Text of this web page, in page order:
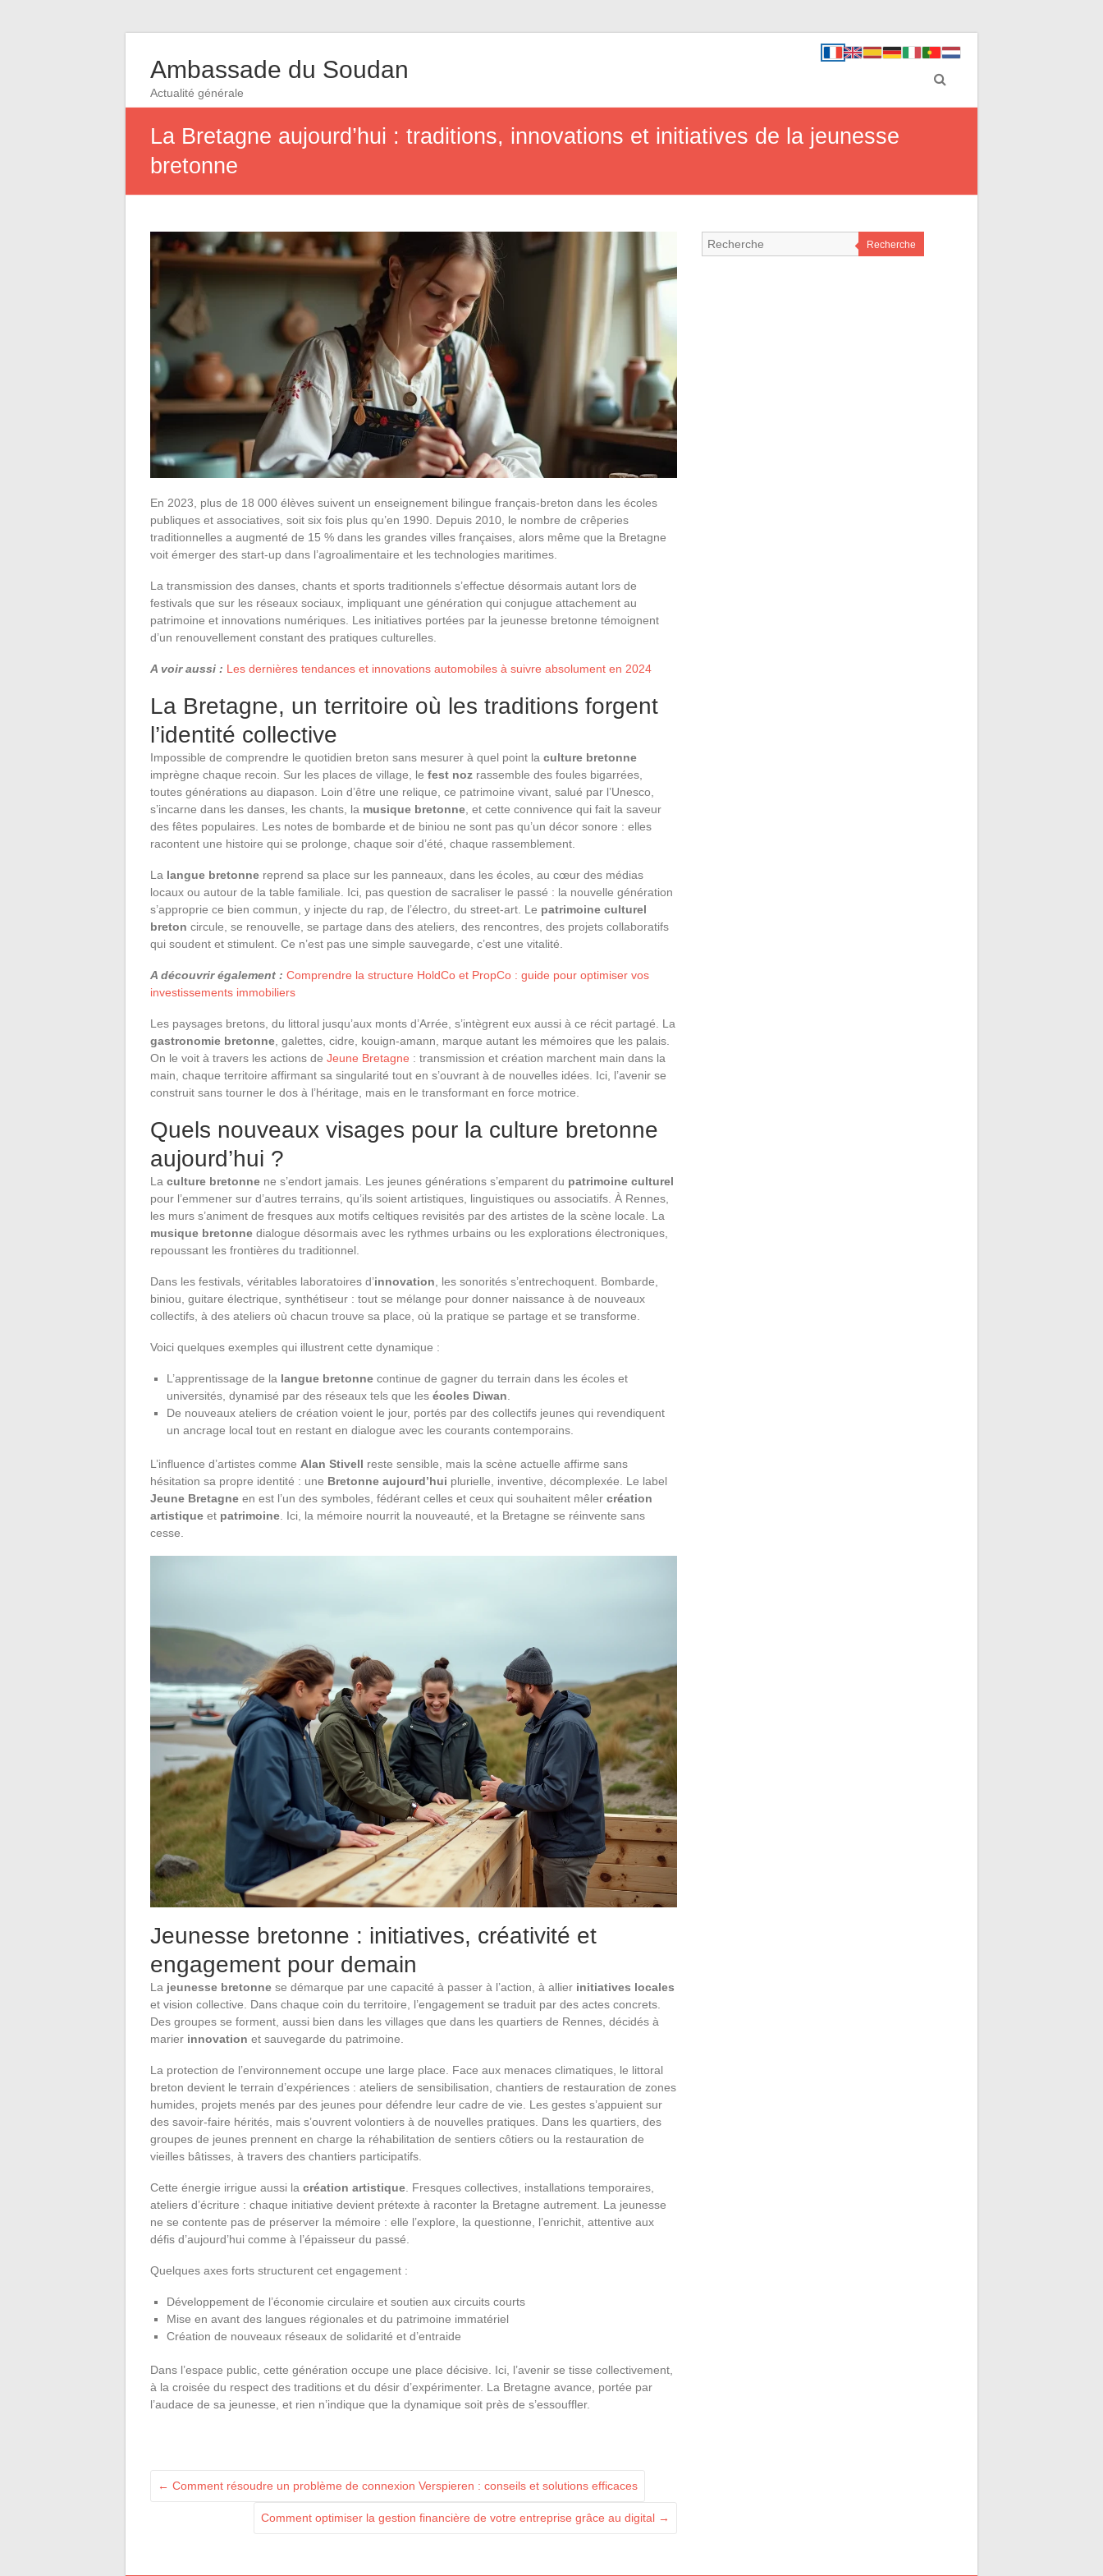
Ambassade du Soudan
Actualité générale
La Bretagne aujourd’hui : traditions, innovations et initiatives de la jeunesse
bretonne
En 2023, plus de 18 000 élèves suivent un enseignement bilingue français-breton dans les écoles
publiques et associatives, soit six fois plus qu’en 1990. Depuis 2010, le nombre de crêperies
traditionnelles a augmenté de 15 % dans les grandes villes françaises, alors même que la Bretagne
voit émerger des start-up dans l’agroalimentaire et les technologies maritimes.
La transmission des danses, chants et sports traditionnels s’effectue désormais autant lors de
festivals que sur les réseaux sociaux, impliquant une génération qui conjugue attachement au
patrimoine et innovations numériques. Les initiatives portées par la jeunesse bretonne témoignent
d’un renouvellement constant des pratiques culturelles.
A voir aussi : Les dernières tendances et innovations automobiles à suivre absolument en 2024
La Bretagne, un territoire où les traditions forgent
l’identité collective
Impossible de comprendre le quotidien breton sans mesurer à quel point la culture bretonne
imprègne chaque recoin. Sur les places de village, le fest noz rassemble des foules bigarrées,
toutes générations au diapason. Loin d’être une relique, ce patrimoine vivant, salué par l’Unesco,
s’incarne dans les danses, les chants, la musique bretonne , et cette connivence qui fait la saveur
des fêtes populaires. Les notes de bombarde et de biniou ne sont pas qu’un décor sonore : elles
racontent une histoire qui se prolonge, chaque soir d’été, chaque rassemblement.
La langue bretonne reprend sa place sur les panneaux, dans les écoles, au cœur des médias
locaux ou autour de la table familiale. Ici, pas question de sacraliser le passé : la nouvelle génération
s’approprie ce bien commun, y injecte du rap, de l’électro, du street-art. Le patrimoine culturel
breton circule, se renouvelle, se partage dans des ateliers, des rencontres, des projets collaboratifs
qui soudent et stimulent. Ce n’est pas une simple sauvegarde, c’est une vitalité.
A découvrir également : Comprendre la structure HoldCo et PropCo : guide pour optimiser vos
investissements immobiliers
Les paysages bretons, du littoral jusqu’aux monts d’Arrée, s’intègrent eux aussi à ce récit partagé. La
gastronomie bretonne , galettes, cidre, kouign-amann, marque autant les mémoires que les palais.
On le voit à travers les actions de Jeune Bretagne : transmission et création marchent main dans la
main, chaque territoire affirmant sa singularité tout en s’ouvrant à de nouvelles idées. Ici, l’avenir se
construit sans tourner le dos à l’héritage, mais en le transformant en force motrice.
Quels nouveaux visages pour la culture bretonne
aujourd’hui ?
La culture bretonne ne s’endort jamais. Les jeunes générations s’emparent du patrimoine culturel
pour l’emmener sur d’autres terrains, qu’ils soient artistiques, linguistiques ou associatifs. À Rennes,
les murs s’animent de fresques aux motifs celtiques revisités par des artistes de la scène locale. La
musique bretonne dialogue désormais avec les rythmes urbains ou les explorations électroniques,
repoussant les frontières du traditionnel.
Dans les festivals, véritables laboratoires d’innovation , les sonorités s’entrechoquent. Bombarde,
biniou, guitare électrique, synthétiseur : tout se mélange pour donner naissance à de nouveaux
collectifs, à des ateliers où chacun trouve sa place, où la pratique se partage et se transforme.
Voici quelques exemples qui illustrent cette dynamique :
L’apprentissage de la langue bretonne continue de gagner du terrain dans les écoles et
universités, dynamisé par des réseaux tels que les écoles Diwan
De nouveaux ateliers de création voient le jour, portés par des collectifs jeunes qui revendiquent
un ancrage local tout en restant en dialogue avec les courants contemporains.
L’influence d’artistes comme Alan Stivell reste sensible, mais la scène actuelle affirme sans
hésitation sa propre identité : une Bretonne aujourd’hui plurielle, inventive, décomplexée. Le label
Jeune Bretagne en est l’un des symboles, fédérant celles et ceux qui souhaitent mêler création
artistique et patrimoine . Ici, la mémoire nourrit la nouveauté, et la Bretagne se réinvente sans
cesse.
Jeunesse bretonne : initiatives, créativité et
engagement pour demain
La jeunesse bretonne se démarque par une capacité à passer à l’action, à allier initiatives locales
et vision collective. Dans chaque coin du territoire, l’engagement se traduit par des actes concrets.
Des groupes se forment, aussi bien dans les villages que dans les quartiers de Rennes, décidés à
marier innovation et sauvegarde du patrimoine.
La protection de l’environnement occupe une large place. Face aux menaces climatiques, le littoral
breton devient le terrain d’expériences : ateliers de sensibilisation, chantiers de restauration de zones
humides, projets menés par des jeunes pour défendre leur cadre de vie. Les gestes s’appuient sur
des savoir-faire hérités, mais s’ouvrent volontiers à de nouvelles pratiques. Dans les quartiers, des
groupes de jeunes prennent en charge la réhabilitation de sentiers côtiers ou la restauration de
vieilles bâtisses, à travers des chantiers participatifs.
Cette énergie irrigue aussi la création artistique . Fresques collectives, installations temporaires,
ateliers d’écriture : chaque initiative devient prétexte à raconter la Bretagne autrement. La jeunesse
ne se contente pas de préserver la mémoire : elle l’explore, la questionne, l’enrichit, attentive aux
défis d’aujourd’hui comme à l’épaisseur du passé.
Quelques axes forts structurent cet engagement :
Développement de l’économie circulaire et soutien aux circuits courts
Mise en avant des langues régionales et du patrimoine immatériel
Création de nouveaux réseaux de solidarité et d’entraide
Dans l’espace public, cette génération occupe une place décisive. Ici, l’avenir se tisse collectivement,
à la croisée du respect des traditions et du désir d’expérimenter. La Bretagne avance, portée par
l’audace de sa jeunesse, et rien n’indique que la dynamique soit près de s’essouffler.
← Comment résoudre un problème de connexion Verspieren : conseils et solutions efficaces
Comment optimiser la gestion financière de votre entreprise grâce au digital →
Recherche